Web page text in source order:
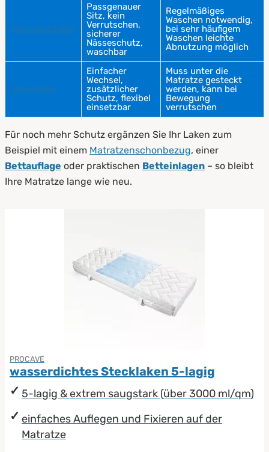
Spannbettlaken
Passgenauer
Sitz, kein
Verrutschen,
sicherer
Nässeschutz,
waschbar
Regelmäßiges
Waschen notwendig,
bei sehr häufigem
Waschen leichte
Abnutzung möglich
Stecklaken
Einfacher
Wechsel,
zusätzlicher
Schutz, flexibel
einsetzbar
Muss unter die
Matratze gesteckt
werden, kann bei
Bewegung
verrutschen
Für noch mehr Schutz ergänzen Sie Ihr Laken zum
Beispiel mit einem Matratzenschonbezug, einer
Bettauflage oder praktischen Betteinlagen – so bleibt
Ihre Matratze lange wie neu.
PROCAVE
wasserdichtes Stecklaken 5-lagig
5-lagig & extrem saugstark (über 3000 ml/qm)
einfaches Auflegen und Fixieren auf der
Matratze